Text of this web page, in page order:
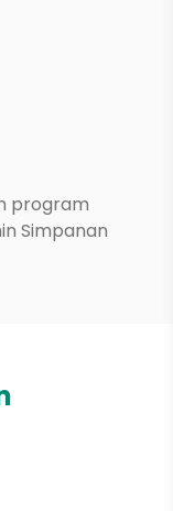
program
Simpanan